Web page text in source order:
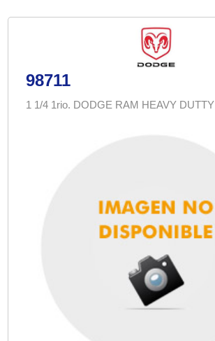
98711
1 1/4 1rio. DODGE RAM HEAVY DUTTY